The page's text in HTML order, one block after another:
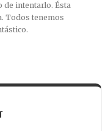
de intentarlo. Ésta
Todos tenemos